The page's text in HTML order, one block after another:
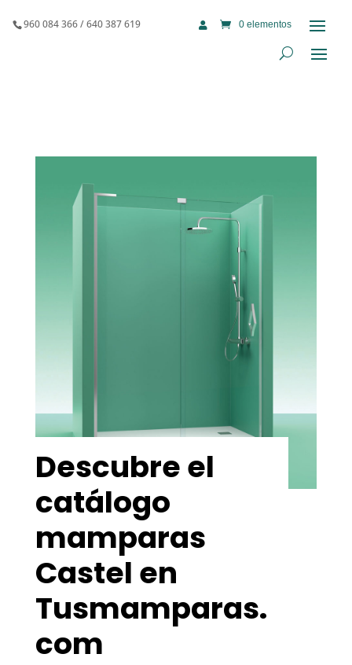
960 084 366 / 640 387 619 0 elementos

Descubre el
catálogo
mamparas
Castel en
Tusmamparas.
com